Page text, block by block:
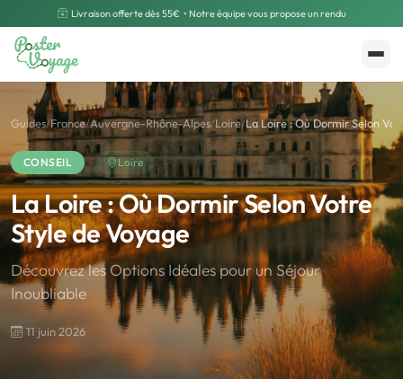
Livraison offerte dès 55€ • Notre équipe vous propose un rendu
Créer mon souvenir Polarsteps
Guides/France/Auvergne-Rhône-Alpes/Loire/La Loire : Où Dormir Selon
CONSEIL Loire
La Loire : Où Dormir Selon Votre
Style de Voyage
Découvrez les Options Idéales pour un Séjour
Inoubliable
11 juin 2026